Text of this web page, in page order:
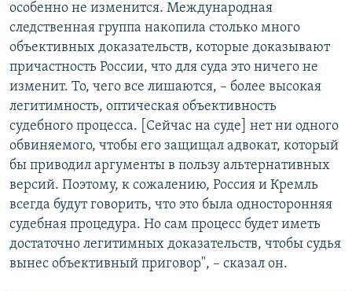
особенно не изменится. Международная
следственная группа накопила столько много
объективных доказательств, которые доказывают
причастность России, что для суда это ничего не
изменит. То, чего все лишаются, – более высокая
легитимность, оптическая объективность
судебного процесса. [Сейчас на суде] нет ни одного
обвиняемого, чтобы его защищал адвокат, который
бы приводил аргументы в пользу альтернативных
версий. Поэтому, к сожалению, Россия и Кремль
всегда будут говорить, что это была односторонняя
судебная процедура. Но сам процесс будет иметь
достаточно легитимных доказательств, чтобы судья
вынес объективный приговор", – сказал он.